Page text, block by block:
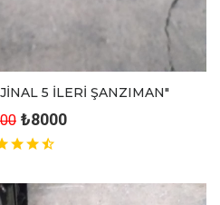
5 İLERİ ŞANZIMAN"
₺8000